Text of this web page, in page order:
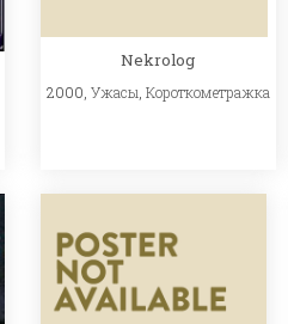
Nekrolog
2000, Ужасы Короткометражка